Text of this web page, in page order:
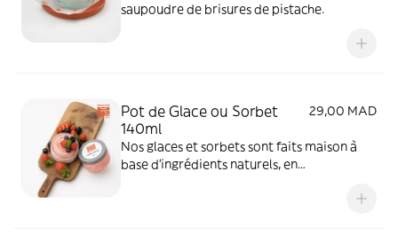
saupoudre de brisures de pistache.
Pot de Glace ou Sorbet
140ml
29,00 MAD
Nos glaces et sorbets sont faits maison à
base d'ingrédients naturels, en